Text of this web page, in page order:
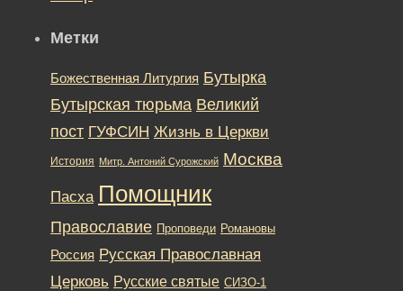
Метки
Божественная Литургия Бутырка
Бутырская тюрьма Великий
пост ГУФСИН Жизнь в Церкви
История Митр. Антоний Сурожский Москва
Пасха Помощник
Православие Проповеди Романовы
Россия Русская Православная
Церковь Русские святые СИЗО-1